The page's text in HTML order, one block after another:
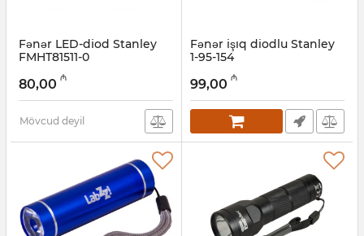
Fənər LED-diod Stanley
FMHT81511-0
12018049
80,00 ₼
Mövcud deyil
Fənər işıq diodlu Stanley
1-95-154
12018048
99,00 ₼